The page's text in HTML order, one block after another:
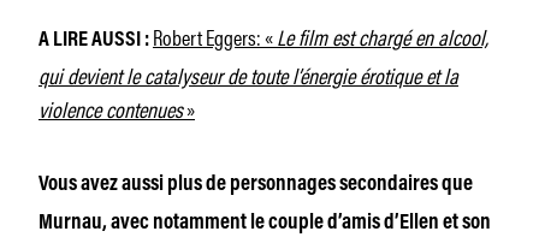
A LIRE AUSSI : Robert Eggers: «Le film est chargé en alcool,
qui devient le catalyseur de toute l’énergie érotique et la
violence contenues»
Vous avez aussi plus de personnages secondaires que
Murnau, avec notamment le couple d’amis d’Ellen et son